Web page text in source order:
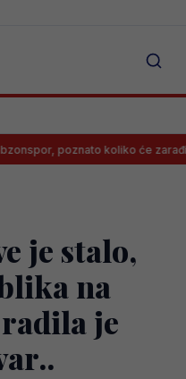
poznato koliko će zarađivati
je stalo,
na
je